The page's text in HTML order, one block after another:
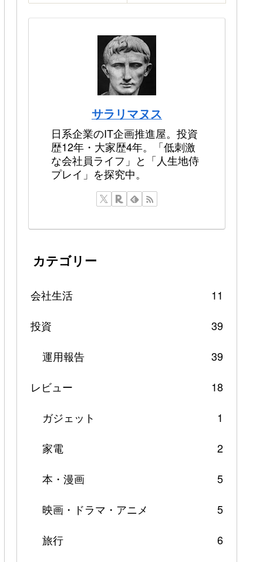
サラリマヌス
日系企業のIT企画推進屋。投資
歴12年・大家歴4年。「低刺激
な会社員ライフ」と「人生地侍
プレイ」を探究中。
カテゴリー
会社生活
11
投資
39
運用報告
39
レビュー
18
ガジェット
1
家電
2
本・漫画
5
映画・ドラマ・アニメ
5
旅行
6